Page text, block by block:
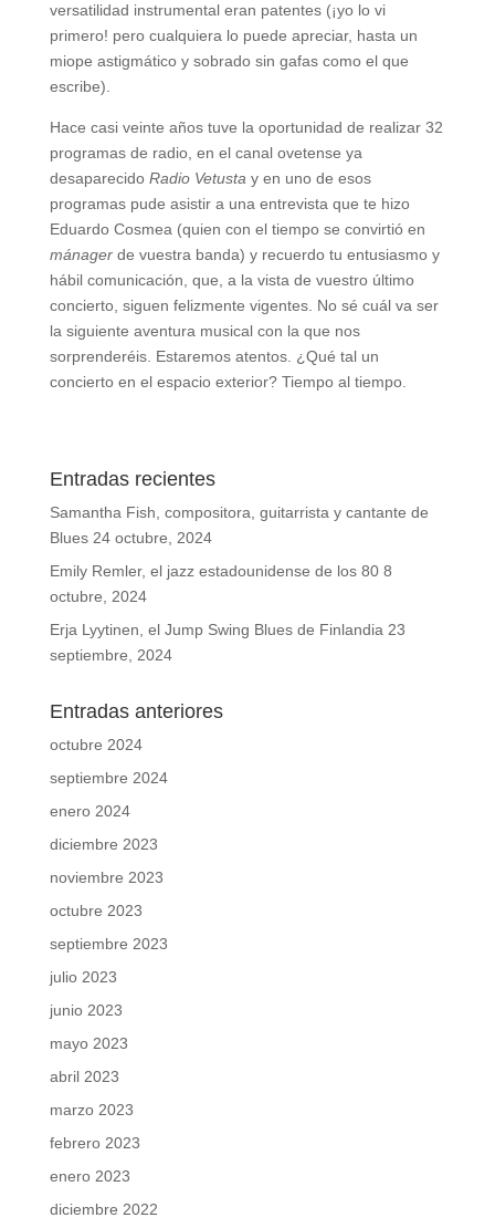
versatilidad instrumental eran patentes (¡yo lo vi
primero! pero cualquiera lo puede apreciar, hasta un
miope astigmático y sobrado sin gafas como el que
escribe).
Hace casi veinte años tuve la oportunidad de realizar 32
programas de radio, en el canal ovetense ya
desaparecido Radio Vetustay en uno de esos
programas pude asistir a una entrevista que te hizo
Eduardo Cosmea (quien con el tiempo se convirtió en
mánagerde vuestra banda) y recuerdo tu entusiasmo y
hábil comunicación, que, a la vista de vuestro último
concierto, siguen felizmente vigentes. No sé cuál va ser
la siguiente aventura musical con la que nos
sorprenderéis. Estaremos atentos. ¿Qué tal un
concierto en el espacio exterior? Tiempo al tiempo.
Entradas recientes
Samantha Fish, compositora, guitarrista y cantante de
Blues 24 octubre, 2024
Emily Remler, el jazz estadounidense de los 80 8
octubre, 2024
Erja Lyytinen, el Jump Swing Blues de Finlandia 23
septiembre, 2024
Entradas anteriores
octubre 2024
septiembre 2024
enero 2024
diciembre 2023
noviembre 2023
octubre 2023
septiembre 2023
julio 2023
junio 2023
mayo 2023
abril 2023
marzo 2023
febrero 2023
enero 2023
diciembre 2022